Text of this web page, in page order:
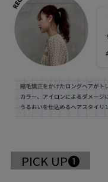
PICK UP❶